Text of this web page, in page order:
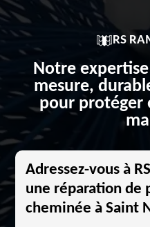
RS
Notre
mesure,
pour protéger
Adressez-vous à
une réparation de
cheminée à Saint